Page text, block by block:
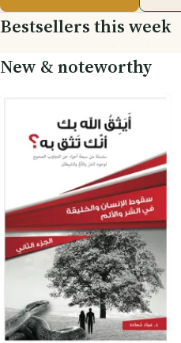
Bestsellers this week
New & noteworthy